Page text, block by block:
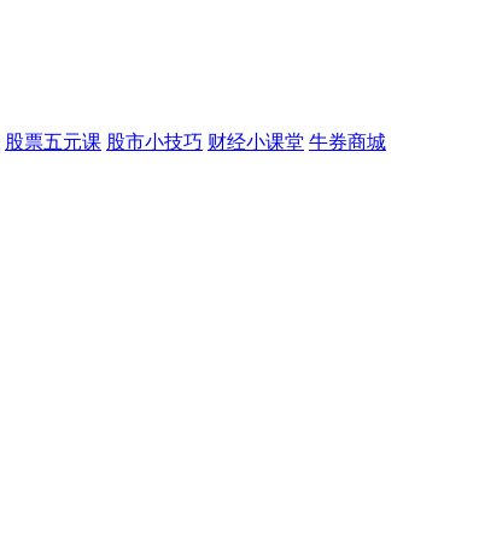
股票五元课 股市小技巧 财经小课堂 牛券商城